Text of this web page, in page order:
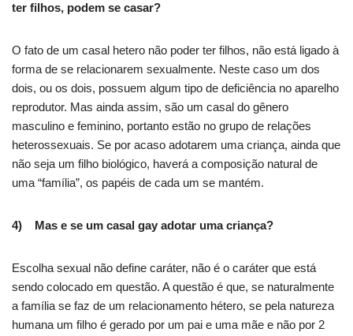
ter filhos, podem se casar?
O fato de um casal hetero não poder ter filhos, não está ligado à
forma de se relacionarem sexualmente. Neste caso um dos
dois, ou os dois, possuem algum tipo de deficiência no aparelho
reprodutor. Mas ainda assim, são um casal do gênero
masculino e feminino, portanto estão no grupo de relações
heterossexuais. Se por acaso adotarem uma criança, ainda que
não seja um filho biológico, haverá a composição natural de
uma “família”, os papéis de cada um se mantém.
4) Mas e se um casal gay adotar uma criança?
Escolha sexual não define caráter, não é o caráter que está
sendo colocado em questão. A questão é que, se naturalmente
a família se faz de um relacionamento hétero, se pela natureza
humana um filho é gerado por um pai e uma mãe e não por 2